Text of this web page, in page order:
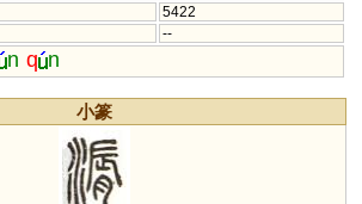
5422
--
n q n
小篆